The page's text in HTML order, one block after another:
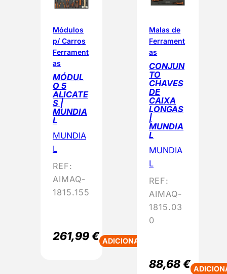
Módulos
p/ Carros
Ferrament
as
MÓDUL
O 5
ALICATE
S |
MUNDIA
L
MUNDIA
L
REF:
AIMAQ-
1815.155
261,99€ ADICIONAR
Malas de
Ferrament
as
CONJUN
TO
CHAVES
DE
CAIXA
LONGAS
|
MUNDIA
L
MUNDIA
L
REF:
AIMAQ-
1815.03
0
88,68€